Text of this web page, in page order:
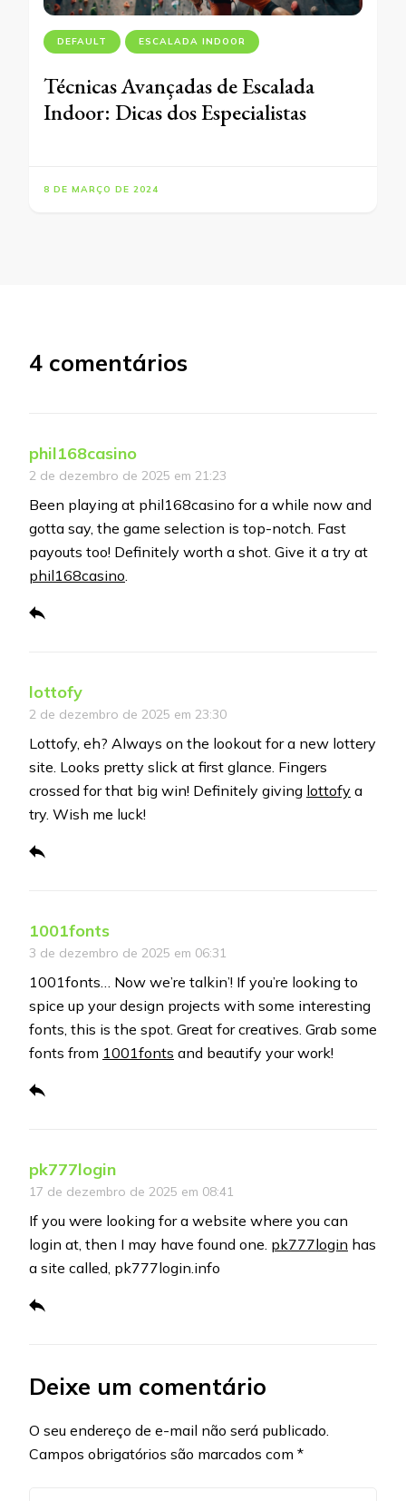
DEFAULT ESCALADA INDOOR
Técnicas Avançadas de Escalada
Indoor: Dicas dos Especialistas
8 DE MARÇO DE 2024
4 comentários
phil168casino
2 de dezembro de 2025 em 21:23
Been playing at phil168casino for a while now and
gotta say, the game selection is top-notch. Fast
payouts too! Definitely worth a shot. Give it a try at
phil168casino
lottofy
2 de dezembro de 2025 em 23:30
Lottofy, eh? Always on the lookout for a new lottery
site. Looks pretty slick at first glance. Fingers
crossed for that big win! Definitely giving lottofy a
try. Wish me luck!
1001fonts
3 de dezembro de 2025 em 06:31
1001fonts… Now we’re talkin’! If you’re looking to
spice up your design projects with some interesting
fonts, this is the spot. Great for creatives. Grab some
fonts from 1001fonts and beautify your work!
pk777login
17 de dezembro de 2025 em 08:41
If you were looking for a website where you can
login at, then I may have found one. pk777login has
a site called, pk777login.info
Deixe um comentário
O seu endereço de e-mail não será publicado.
Campos obrigatórios são marcados com *